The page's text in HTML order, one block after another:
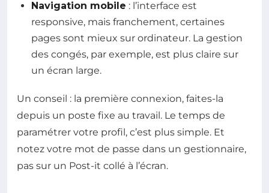
Navigation mobile : l’interface est
responsive, mais franchement, certaines
pages sont mieux sur ordinateur. La gestion
des congés, par exemple, est plus claire sur
un écran large.
Un conseil : la première connexion, faites-la
depuis un poste fixe au travail. Le temps de
paramétrer votre profil, c’est plus simple. Et
notez votre mot de passe dans un gestionnaire,
pas sur un Post-it collé à l’écran.